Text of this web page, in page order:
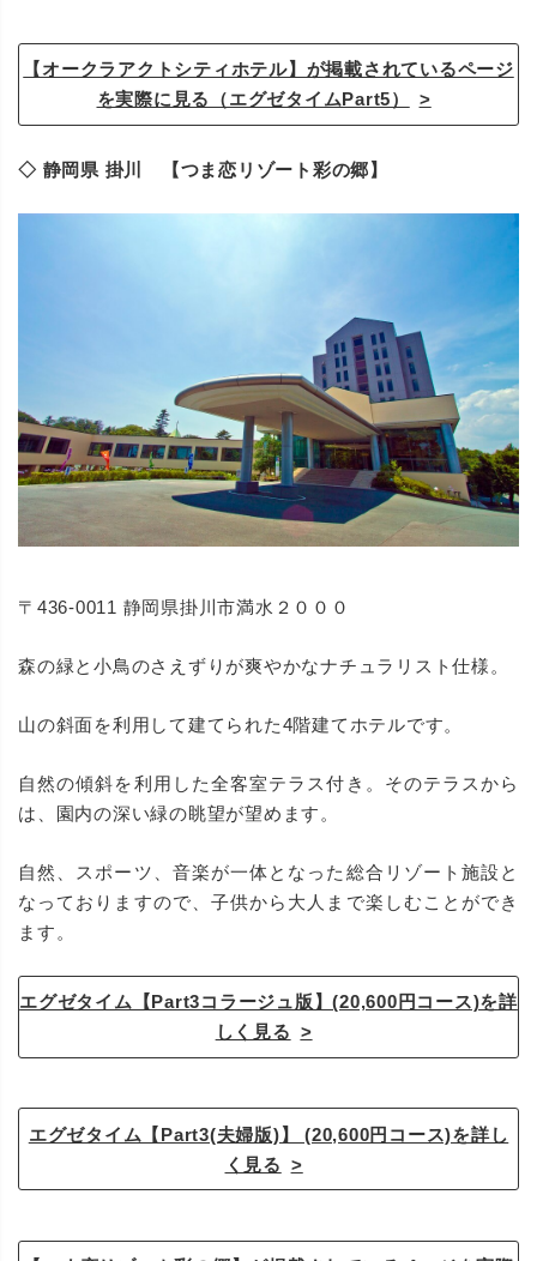
【オークラアクトシティホテル】が掲載されているページ
を実際に見る（エグゼタイムPart5）
◇ 静岡県 掛川 【つま恋リゾート彩の郷】
〒436-0011 静岡県掛川市満水２０００
森の緑と小鳥のさえずりが爽やかなナチュラリスト仕様。
山の斜面を利用して建てられた4階建てホテルです。
自然の傾斜を利用した全客室テラス付き。そのテラスから
は、園内の深い緑の眺望が望めます。
自然、スポーツ、音楽が一体となった総合リゾート施設と
なっておりますので、子供から大人まで楽しむことができ
ます。
エグゼタイム【Part3コラージュ版】(20,600円コース)を詳
しく見る
エグゼタイム【Part3(夫婦版)】 (20,600円コース)を詳し
く見る